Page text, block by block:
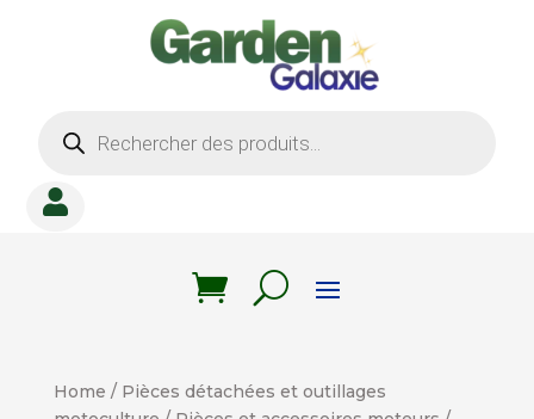
produits

Home / Pièces détachées et outillages